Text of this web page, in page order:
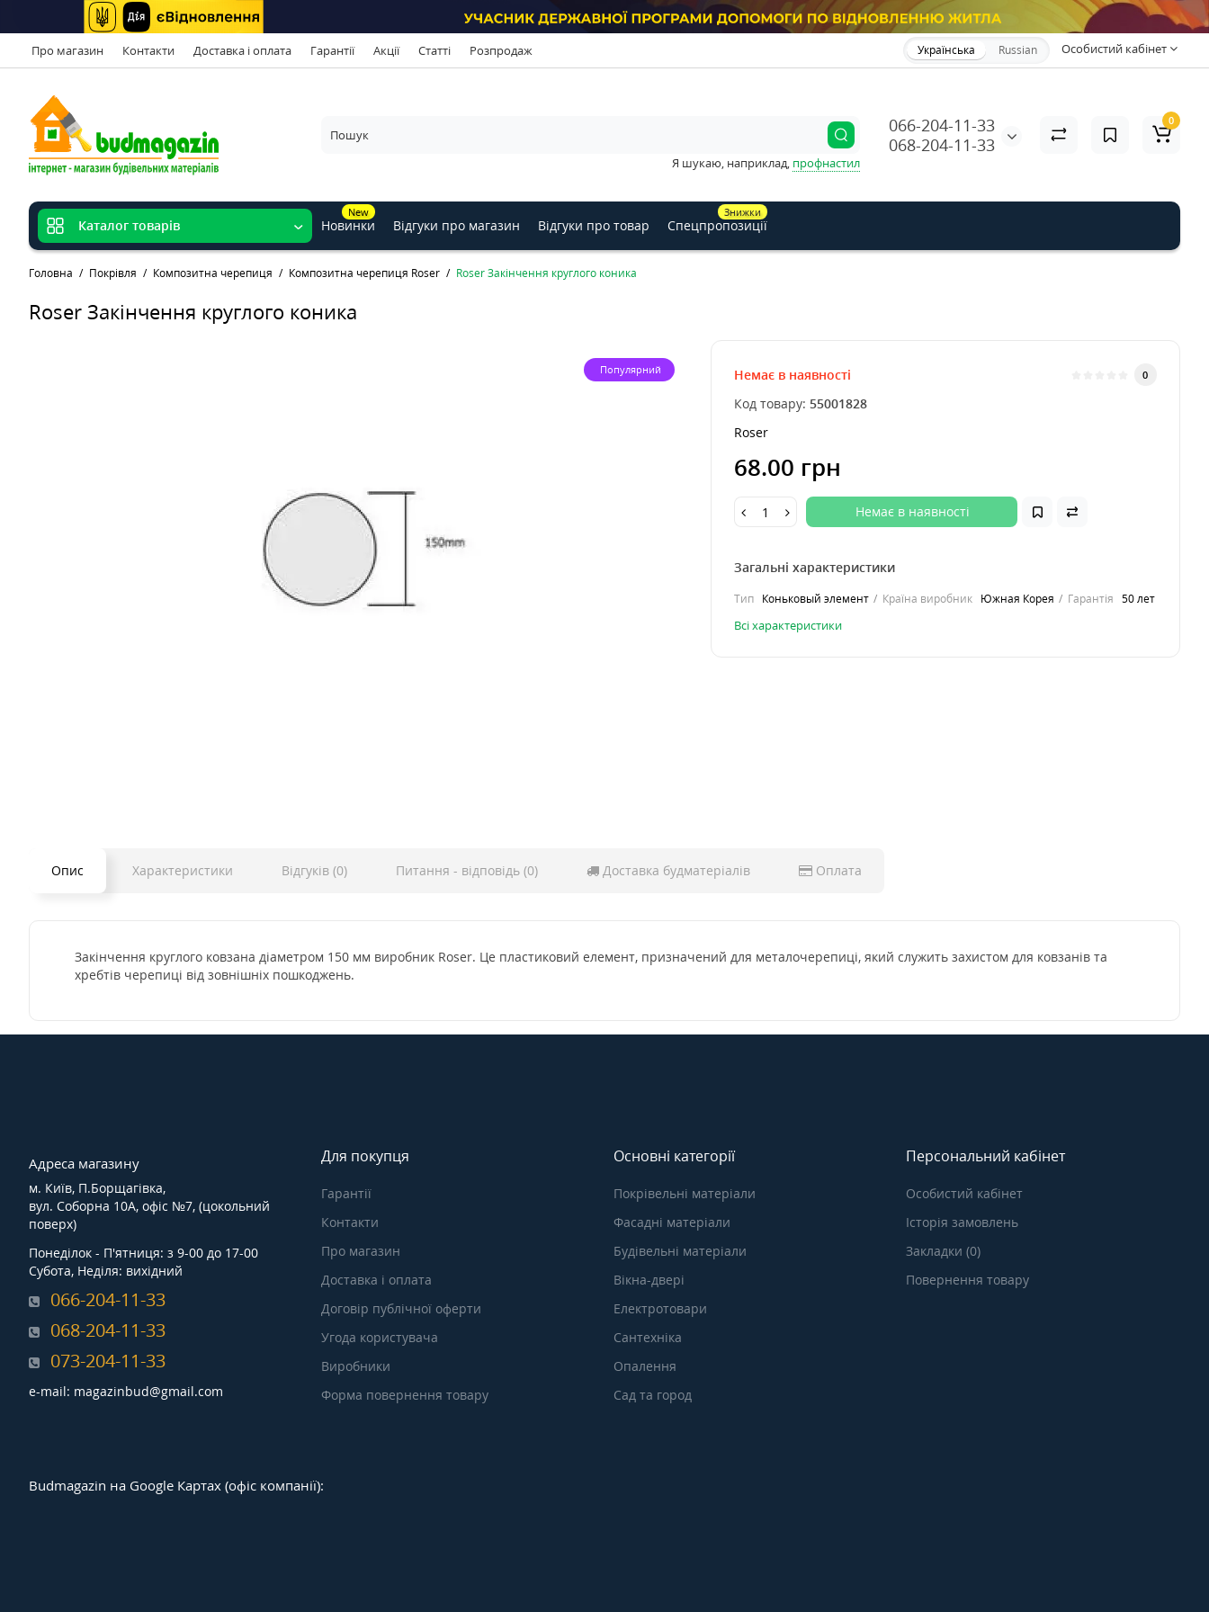
Про магазин Контакти Доставка і оплата Гарантії Акції Статті Розпродаж Особистий кабінет
Українська Russian
066-204-11-33
068-204-11-33
Я шукаю, наприклад, профнастил
0
Головна Покрівля Композитна черепиця Композитна черепиця Roser Roser Закінчення круглого коника
Roser Закінчення круглого коника
Популярний Немає в наявності 0
Код товару: 55001828
Roser
68.00 грн
Немає в наявності
Загальні характеристики
Тип Коньковый элемент Країна виробник Южная Корея Гарантія 50 лет
Всі характеристики
Опис Характеристики Відгуків (0) Питання - відповідь (0) Доставка будматеріалів Оплата
Закінчення круглого ковзана діаметром 150 мм виробник Roser. Це пластиковий елемент, призначений для металочерепиці, який служить захистом для ковзанів та
хребтів черепиці від зовнішніх пошкоджень.
Каталог товарів
New
Новинки Відгуки про магазин Відгуки про товар
Знижки
Спецпропозиції
Адреса магазину
м. Київ, П.Борщагівка,
вул. Соборна 10А, офіс №7, (цокольний
поверх)
Понеділок - П'ятниця: з 9-00 до 17-00
Субота, Неділя: вихідний
066-204-11-33
068-204-11-33
073-204-11-33
e-mail: magazinbud@gmail.com
Для покупця
Гарантії
Контакти
Про магазин
Доставка і оплата
Договір публічної оферти
Угода користувача
Виробники
Форма повернення товару
Основні категорії
Покрівельні матеріали
Фасадні матеріали
Будівельні матеріали
Вікна-двері
Електротовари
Сантехніка
Опалення
Сад та город
Персональний кабінет
Особистий кабінет
Історія замовлень
Закладки (0)
Повернення товару
Budmagazin на Google Картах (офіс компанії):